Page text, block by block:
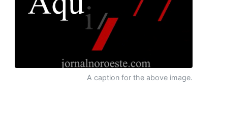
A caption for the above image.